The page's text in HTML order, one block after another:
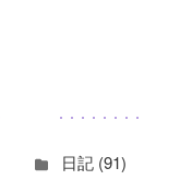
日記 (91)